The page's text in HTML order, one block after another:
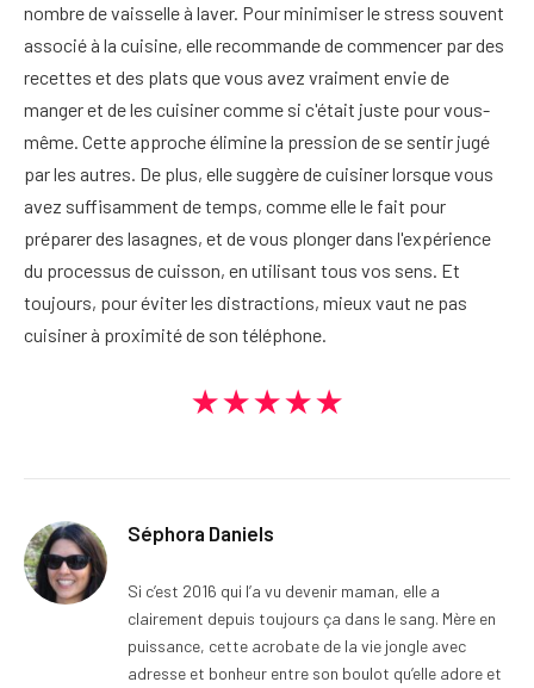
nombre de vaisselle à laver. Pour minimiser le stress souvent
associé à la cuisine, elle recommande de commencer par des
recettes et des plats que vous avez vraiment envie de
manger et de les cuisiner comme si c'était juste pour vous-
même. Cette approche élimine la pression de se sentir jugé
par les autres. De plus, elle suggère de cuisiner lorsque vous
avez suffisamment de temps, comme elle le fait pour
préparer des lasagnes, et de vous plonger dans l'expérience
du processus de cuisson, en utilisant tous vos sens. Et
toujours, pour éviter les distractions, mieux vaut ne pas
cuisiner à proximité de son téléphone.
★★★★★
Séphora Daniels
Si c’est 2016 qui l’a vu devenir maman, elle a
clairement depuis toujours ça dans le sang. Mère en
puissance, cette acrobate de la vie jongle avec
adresse et bonheur entre son boulot qu’elle adore et